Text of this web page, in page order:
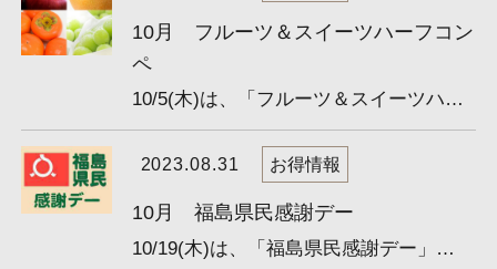
10月 フルーツ＆スイーツハーフコン
ペ
10/5(木)は、「フルーツ＆スイーツハーフコンペ」です。 参加費無料！ 賞品にたくさんのフルーツとスイーツを...
2023.08.31 お得情報
10月 福島県民感謝デー
10/19(木)は、「福島県民感謝デー」です。 福島県民の方は特別料金でゴルフができる、大変お得な日です！ ご...